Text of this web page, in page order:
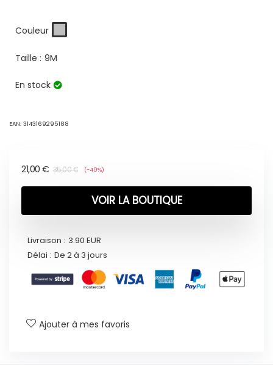
Couleur
Taille : 9M
En stock
EAN: 3143169295188
35,00€
21,00 € (-40%)
VOIR LA BOUTIQUE
Livraison : 3.90 EUR
Délai : De 2 à 3 jours
Ajouter à mes favoris